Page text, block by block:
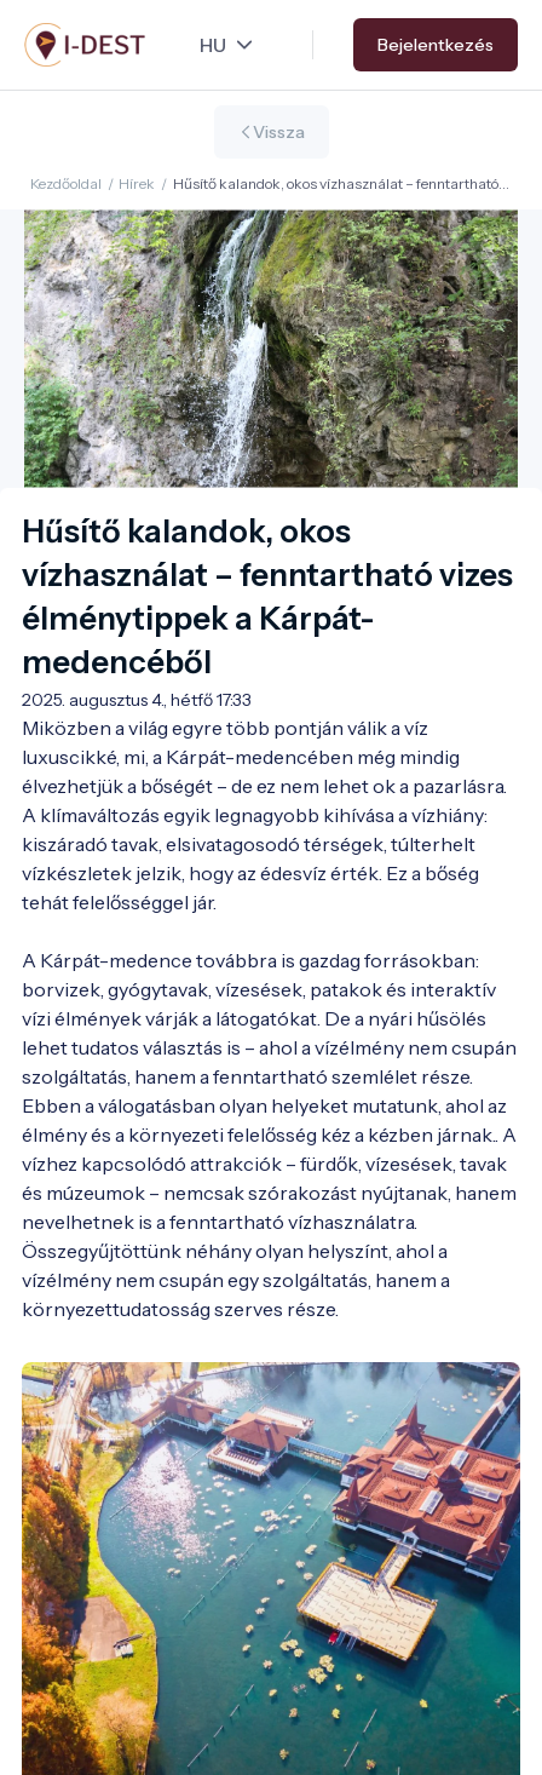
Ugrás
a
tartalomra
Bejelentkezés
Vissza
Kezdőoldal / Hírek / Hűsítő kalandok, okos vízhasználat – fenntartható
vizes élménytippek a Kárpát-medencéből
Hűsítő kalandok, okos
vízhasználat – fenntartható vizes
élménytippek a Kárpát-
medencéből
2025. augusztus 4., hétfő 17:33
Miközben a világ egyre több pontján válik a víz
luxuscikké, mi, a Kárpát-medencében még mindig
élvezhetjük a bőségét – de ez nem lehet ok a pazarlásra.
A klímaváltozás egyik legnagyobb kihívása a vízhiány:
kiszáradó tavak, elsivatagosodó térségek, túlterhelt
vízkészletek jelzik, hogy az édesvíz érték. Ez a bőség
tehát felelősséggel jár.
A Kárpát-medence továbbra is gazdag forrásokban:
borvizek, gyógytavak, vízesések, patakok és interaktív
vízi élmények várják a látogatókat. De a nyári hűsölés
lehet tudatos választás is – ahol a vízélmény nem csupán
szolgáltatás, hanem a fenntartható szemlélet része.
Ebben a válogatásban olyan helyeket mutatunk, ahol az
élmény és a környezeti felelősség kéz a kézben járnak.. A
vízhez kapcsolódó attrakciók – fürdők, vízesések, tavak
és múzeumok – nemcsak szórakozást nyújtanak, hanem
nevelhetnek is a fenntartható vízhasználatra.
Összegyűjtöttünk néhány olyan helyszínt, ahol a
vízélmény nem csupán egy szolgáltatás, hanem a
környezettudatosság szerves része.